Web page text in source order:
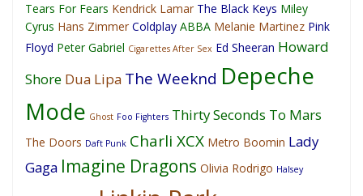
Tears For Fears Kendrick Lamar The Black Keys Miley
Cyrus Hans Zimmer Coldplay ABBA Melanie Martinez Pink
Floyd Peter Gabriel Cigarettes After Sex Ed Sheeran Howard
Shore Dua Lipa The Weeknd Depeche
Mode Ghost Foo Fighters Thirty Seconds To Mars
The Doors Daft Punk Charli XCX Metro Boomin Lady
Gaga Imagine Dragons Olivia Rodrigo Halsey